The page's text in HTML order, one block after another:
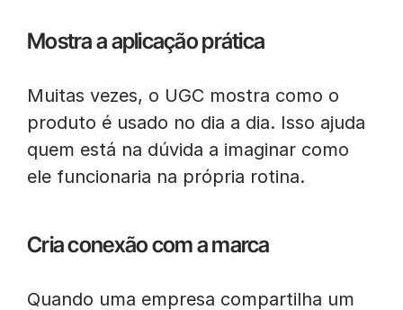
Mostra a aplicação prática
Muitas vezes, o UGC mostra como o
produto é usado no dia a dia. Isso ajuda
quem está na dúvida a imaginar como
ele funcionaria na própria rotina.
Cria conexão com a marca
Quando uma empresa compartilha um